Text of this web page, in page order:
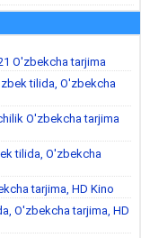
O'zbekcha tarjima
tilida, O'zbekcha
O'zbekcha tarjima
tilida, O'zbekcha
tarjima, HD Kino
O'zbekcha tarjima, HD